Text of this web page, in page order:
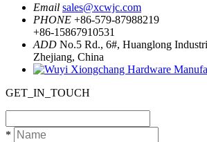
Email sales@xcwjc.com
PHONE +86-579-87988219
+86-15867910531
ADD No.5 Rd., 6#, Huanglong
Zhejiang, China
GET_IN_TOUCH
*